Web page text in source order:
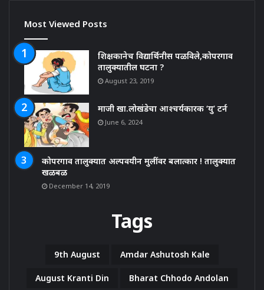
Most Viewed Posts
शिक्षकानेच विद्यार्थिनीस पळविले,कोपरगाव
तालुक्यातील घटना ?
August 23, 2019
माजी खा.लोखंडेचा आश्चर्यकारक ‘यु’ टर्न
June 6, 2024
कोपरगाव तालुक्यात अल्पवयीन मुलींवर बलात्कार ! तालुक्यात
खळबळ
December 14, 2019
Tags
9th August Amdar Ashutosh Kale
August Kranti Din Bharat Chhodo Andolan